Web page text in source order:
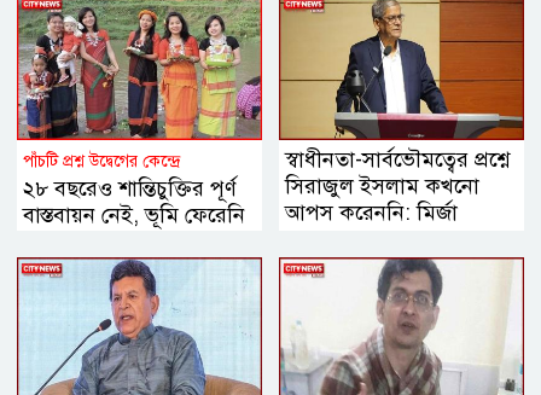
পাঁচটি প্রশ্ন উদ্বেগের কেন্দ্রে
২৮ বছরেও শান্তিচুক্তির পূর্ণ
বাস্তবায়ন নেই, ভূমি ফেরেনি
অশান্তি?
স্বাধীনতা-সার্বভৌমত্বের প্রশ্নে
সিরাজুল ইসলাম কখনো
আপস করেননি: মির্জা